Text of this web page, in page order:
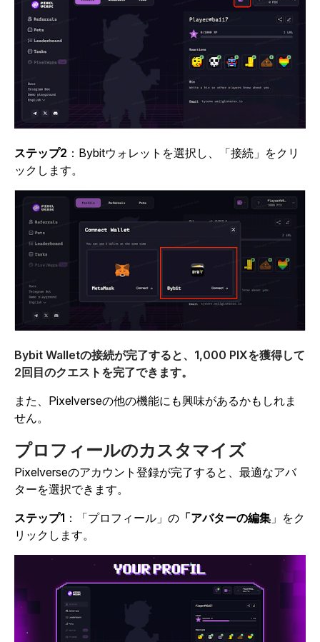
ステップ2 ：Bybitウォレットを選択し、「接続」をクリ
ックします。
Bybit Walletの接続が完了すると、1,000 PIXを獲得して
2回目のクエストを完了できます。
また、Pixelverseの他の機能にも興味があるかもしれま
せん。
プロフィールのカスタマイズ
Pixelverseのアカウント登録が完了すると、最適なアバ
ターを選択できます。
ステップ1 ： 「プロフィール」の 「アバターの編集 」をク
リックします。